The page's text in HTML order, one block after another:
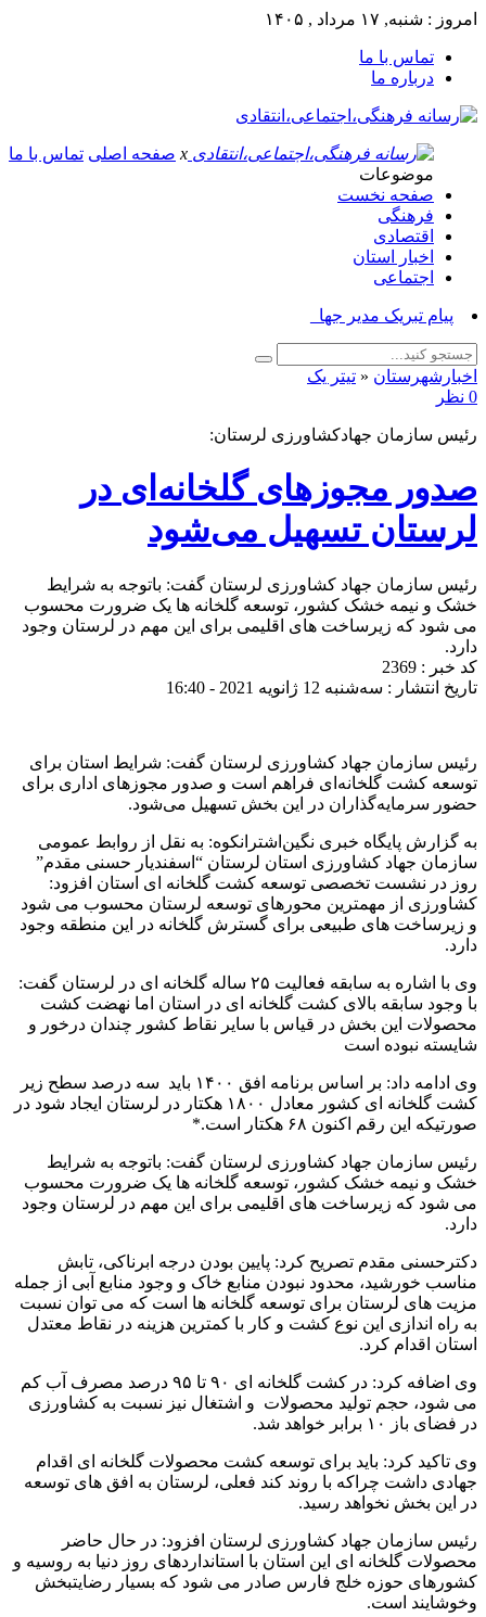
امروز : شنبه, ۱۷ مرداد , ۱۴۰۵
تماس با ما
درباره ما
x صفحه اصلی تماس با ما
موضوعات
صفحه نخست
فرهنگی
اقتصادی
اخبار استان
اجتماعی
پیام تبریک مدیر جهاد کشاور_
اخبارشهرستان « تیتر یک
0 نظر
رئیس سازمان جهادکشاورزی لرستان:
صدور مجوزهای گلخانه‌ای در
لرستان تسهیل می‌شود
رئیس سازمان جهاد کشاورزی لرستان گفت: باتوجه به شرایط
خشک و نیمه خشک کشور، توسعه گلخانه ها یک ضرورت محسوب
می شود که زیرساخت های اقلیمی برای این مهم در لرستان وجود
دارد.
کد خبر : 2369
تاریخ انتشار : سه‌شنبه 12 ژانویه 2021 - 16:40
رئیس سازمان جهاد کشاورزی لرستان گفت: شرایط استان برای
توسعه کشت گلخانه‌ای فراهم است و صدور مجوزهای اداری برای
حضور سرمایه‌گذاران در این بخش تسهیل می‌شود.
به گزارش پایگاه خبری نگین‌اشترانکوه: به نقل از روابط عمومی
سازمان جهاد کشاورزی استان لرستان “اسفندیار حسنی مقدم”
روز در نشست تخصصی توسعه کشت گلخانه ای استان افزود:
کشاورزی از مهمترین محورهای توسعه لرستان محسوب می شود
و زیرساخت های طبیعی برای گسترش گلخانه در این منطقه وجود
دارد.
وی با اشاره به سابقه فعالیت ۲۵ ساله گلخانه ای در لرستان گفت:
با وجود سابقه بالای کشت گلخانه ای در استان اما نهضت کشت
محصولات این بخش در قیاس با سایر نقاط کشور چندان درخور و
شایسته نبوده است
وی ادامه داد: بر اساس برنامه افق ۱۴۰۰ باید سه درصد سطح زیر
کشت گلخانه ای کشور معادل ١٨٠٠ هکتار در لرستان ایجاد شود در
صورتیکه این رقم اکنون ۶۸ هکتار است.*
رئیس سازمان جهاد کشاورزی لرستان گفت: باتوجه به شرایط
خشک و نیمه خشک کشور، توسعه گلخانه ها یک ضرورت محسوب
می شود که زیرساخت های اقلیمی برای این مهم در لرستان وجود
دارد.
دکترحسنی مقدم تصریح کرد: پایین بودن درجه ابرناکی، تابش
مناسب خورشید، محدود نبودن منابع خاک و وجود منابع آبی از جمله
مزیت های لرستان برای توسعه گلخانه ها است که می توان نسبت
به راه اندازی این نوع کشت و کار با کمترین هزینه در نقاط معتدل
استان اقدام کرد.
وی اضافه کرد: در کشت گلخانه ای ۹۰ تا ۹۵ درصد مصرف آب کم
می شود، حجم تولید محصولات و اشتغال نیز نسبت به کشاورزی
در فضای باز ۱۰ برابر خواهد شد.
وی تاکید کرد: باید برای توسعه کشت محصولات گلخانه ای اقدام
جهادی داشت چراکه با روند کند فعلی، لرستان به افق های توسعه
در این بخش نخواهد رسید.
رئیس سازمان جهاد کشاورزی لرستان افزود: در حال حاضر
محصولات گلخانه ای این استان با استانداردهای روز دنیا به روسیه و
کشورهای حوزه خلج فارس صادر می شود که بسیار رضایتبخش
وخوشایند است.